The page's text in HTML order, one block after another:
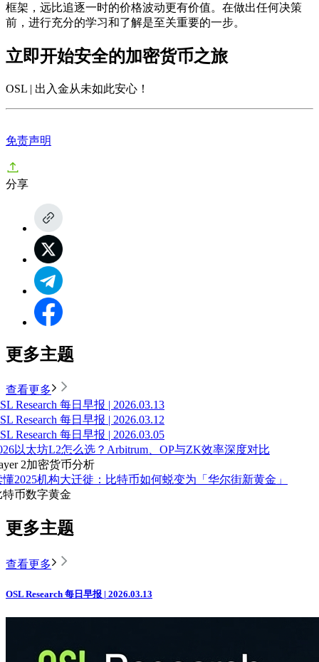
框架，远比追逐一时的价格波动更有价值。在做出任何决策
前，进行充分的学习和了解是至关重要的一步。
立即开始安全的加密货币之旅
OSL | 出入金从未如此安心 ！
免责声明
分享
更多主题
查看更多
Research 每日早报 | 2026.03.13
Research 每日早报 | 2026.03.12
Research 每日早报 | 2026.03.05
以太坊L2怎么选？Arbitrum、OP与ZK效率深度对比
2加密货币分析
懂2025机构大迁徙：比特币如何蜕变为「华尔街新黄金」
特币数字黄金
更多主题
查看更多
OSL Research 每日早报 | 2026.03.13